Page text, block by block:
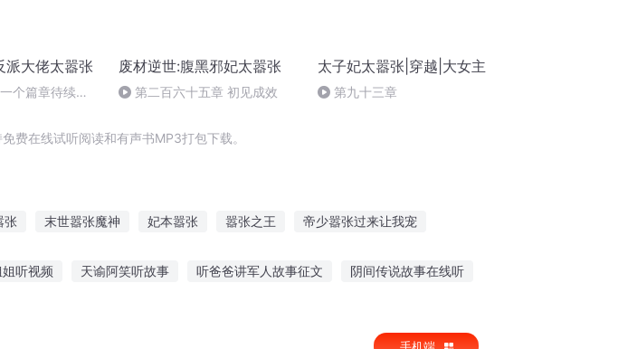
派大佬太嚣张
个篇章待续
废材逆世:腹黑邪妃太嚣张
第二百六十五章 初见成效
太子妃太嚣张|穿越|大女主
第九十三章
费在线试听阅读和有声书MP3打包下载。
张 末世嚣张魔神 妃本嚣张 嚣张之王 帝少嚣张过来让我宠
听视频 天谕阿笑听故事 听爸爸讲军人故事征文 阴间传说故事在线听